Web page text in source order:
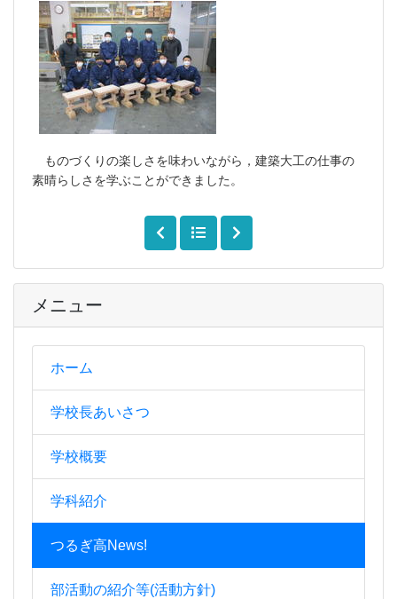
メニュー
ホーム
学校長あいさつ
学校概要
学科紹介
つるぎ高News!
部活動の紹介等(活動方針)
ものづくりの楽しさを味わいながら，建築大工の仕事の
素晴らしさを学ぶことができました。